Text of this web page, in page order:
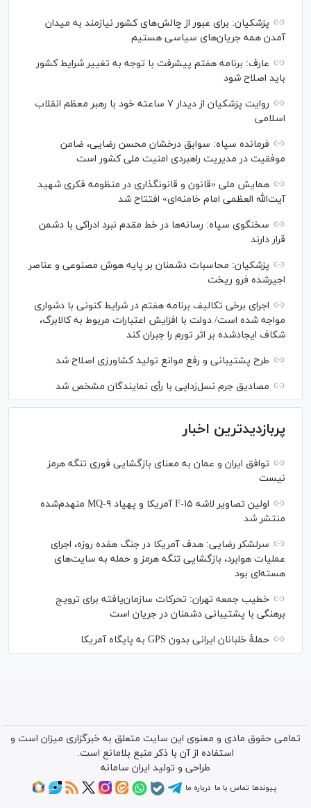
پزشکیان: برای عبور از چالش‌های کشور نیازمند به میدان
آمدن همه جریان‌های سیاسی هستیم
عارف: برنامه هفتم پیشرفت با توجه به تغییر شرایط کشور
باید اصلاح شود
روایت پزشکیان از دیدار ۷ ساعته خود با رهبر معظم انقلاب
اسلامی
فرمانده سپاه: سوابق درخشان محسن رضایی، ضامن
موفقیت در مدیریت راهبردی امنیت ملی کشور است
همایش ملی «قانون و قانونگذاری در منظومه فکری شهید
آیت‌الله العظمی امام خامنه‌ای» افتتاح شد
سخنگوی سپاه: رسانه‌ها در خط مقدم نبرد ادراکی با دشمن
قرار دارند
پزشکیان: محاسبات دشمنان بر پایه هوش مصنوعی و عناصر
اجیرشده فرو ریخت
اجرای برخی تکالیف برنامه هفتم در شرایط کنونی با دشواری
مواجه شده است/ دولت با افزایش اعتبارات مربوط به کالابرگ،
شکاف ایجادشده بر اثر تورم را جبران کند
طرح پشتیبانی و رفع موانع تولید کشاورزی اصلاح شد
مصادیق جرم نسل‌زدایی با رأی نمایندگان مشخص شد
پربازدیدترین اخبار
توافق ایران و عمان به معنای بازگشایی فوری تنگه هرمز
نیست
اولین تصاویر لاشه F-۱۵ آمریکا و پهپاد MQ-۹ منهدم‌شده
منتشر شد
سرلشکر رضایی: هدف آمریکا در جنگ هفده روزه، اجرای
عملیات هوابرد، بازگشایی تنگه هرمز و حمله به سایت‌های
هسته‌ای بود
خطیب جمعه تهران: تحرکات سازمان‌یافته برای ترویج
برهنگی با پشتیبانی دشمنان در جریان است
حملۀ خلبانان ایرانی بدون GPS به پایگاه آمریکا
تمامی حقوق مادی و معنوی این سایت متعلق به خبرگزاری میزان است و
استفاده از آن با ذکر منبع بلامانع است.
طراحی و تولید ایران سامانه
پیوندها تماس با ما درباره ما